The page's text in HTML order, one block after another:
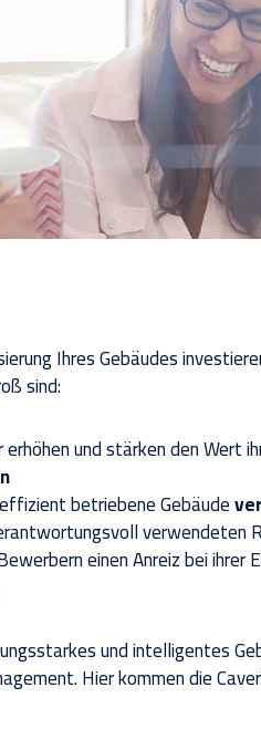
Ihres Gebäudes
sind:
und stärken den Wert
betriebene Gebäude
verwendeten
einen Anreiz bei ihrer
und intelligentes
Hier kommen die